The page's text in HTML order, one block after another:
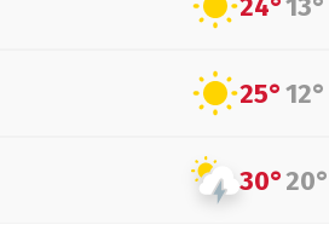
25°12°
30°20°